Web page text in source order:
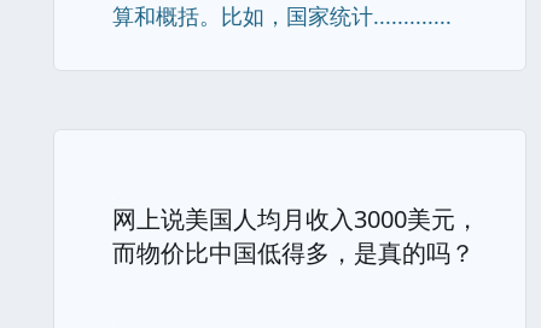
算和概括。比如，国家统计.............
网上说美国人均月收入3000美元，
而物价比中国低得多，是真的吗？